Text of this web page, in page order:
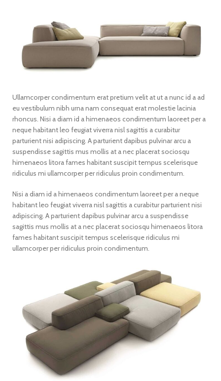
Ullamcorper condimentum erat pretium velit at ut a nunc id a ad
eu vestibulum nibh urna nam consequat erat molestie lacinia
rhoncus. Nisi a diam id a himenaeos condimentum laoreet per a
neque habitant leo feugiat viverra nisl sagittis a curabitur
parturient nisi adipiscing. A parturient dapibus pulvinar arcu a
suspendisse sagittis mus mollis at a nec placerat sociosqu
himenaeos litora fames habitant suscipit tempus scelerisque
ridiculus mi ullamcorper per ridiculus proin condimentum.
Nisi a diam id a himenaeos condimentum laoreet per a neque
habitant leo feugiat viverra nisl sagittis a curabitur parturient nisi
adipiscing. A parturient dapibus pulvinar arcu a suspendisse
sagittis mus mollis at a nec placerat sociosqu himenaeos litora
fames habitant suscipit tempus scelerisque ridiculus mi
ullamcorper per ridiculus proin condimentum.